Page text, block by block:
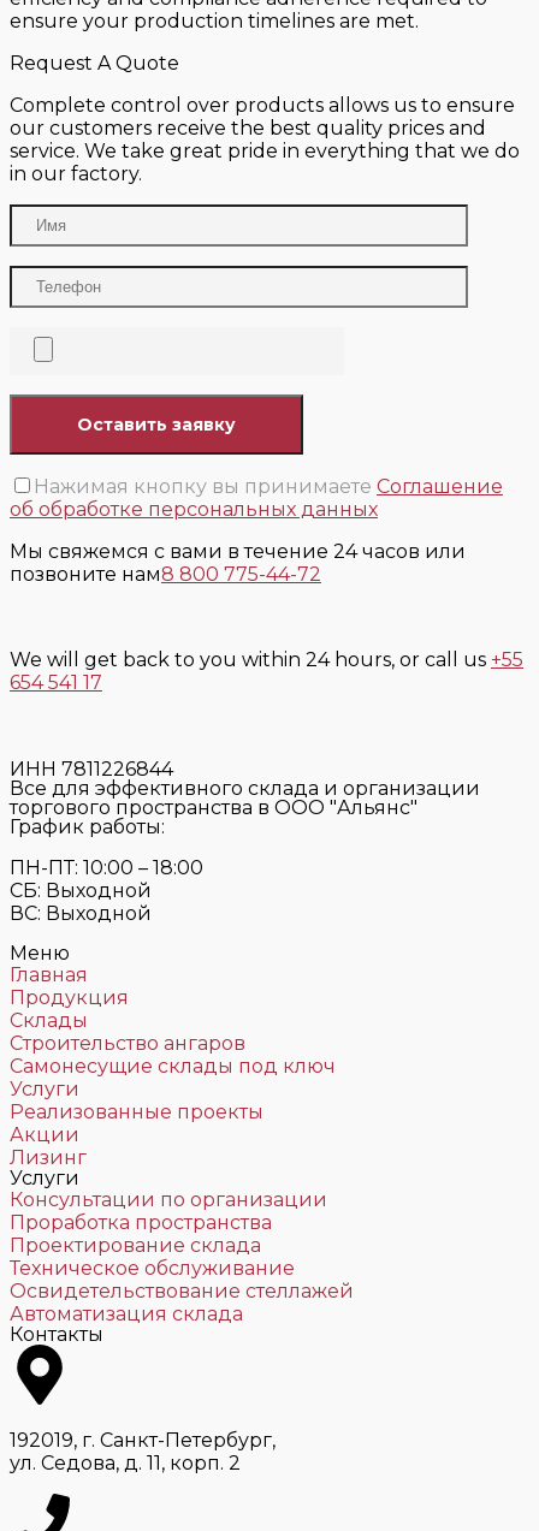
ensure your production timelines are met.
Request A Quote
Complete control over products allows us to ensure
our customers receive the best quality prices and
service. We take great pride in everything that we do
in our factory.
Нажимая кнопку вы принимаете Соглашение
об обработке персональных данных
Мы свяжемся с вами в течение 24 часов или
позвоните нам8 800 775-44-72
We will get back to you within 24 hours, or call us +55
654 541 17
ИНН 7811226844
Все для эффективного склада и организации
торгового пространства в ООО "Альянс"
График работы:
ПН-ПТ: 10:00 – 18:00
СБ: Выходной
ВС: Выходной
Меню
Главная
Продукция
Склады
Строительство ангаров
Самонесущие склады под ключ
Услуги
Реализованные проекты
Акции
Лизинг
Услуги
Консультации по организации
Проработка пространства
Проектирование склада
Техническое обслуживание
Освидетельствование стеллажей
Автоматизация склада
Контакты
192019, г. Санкт-Петербург,
ул. Седова, д. 11, корп. 2